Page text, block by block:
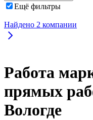
Ещё фильтры
Найдено 2 компании
Работа
прямых
Вологде